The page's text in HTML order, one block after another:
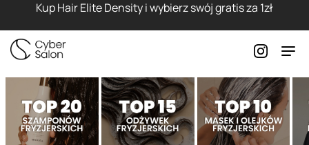
Kup Hair Elite Density i wybierz swój gratis za 1zł
Strona główna - Cyber Salon